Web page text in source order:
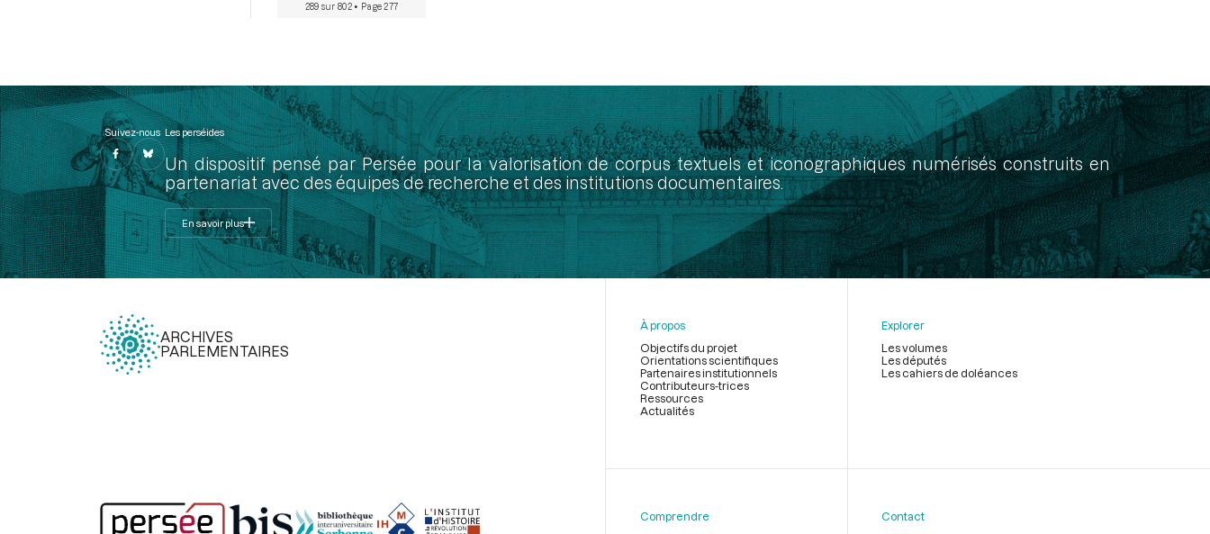
289 sur 802 • Page 277
Suivez-nous Les perséides
Un dispositif pensé par Persée pour la valorisation de corpus textuels et iconographiques numérisés construits en
partenariat avec des équipes de recherche et des institutions documentaires.
En savoir plus
ARCHIVES
PARLEMENTAIRES
À propos
Objectifs du projet
Orientations scientifiques
Partenaires institutionnels
Contributeurs-trices
Ressources
Actualités
Explorer
Les volumes
Les députés
Les cahiers de doléances
Comprendre
Contact